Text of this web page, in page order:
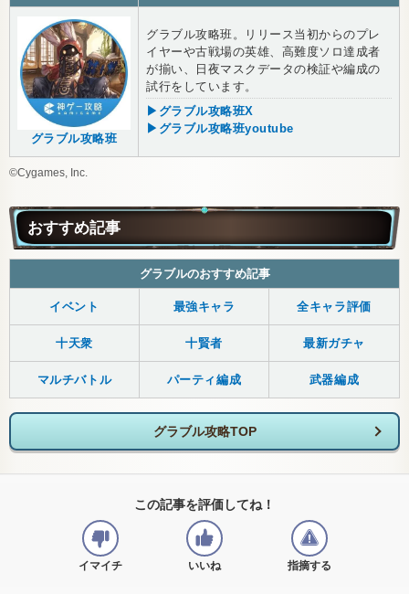
グラブル攻略班
グラブル攻略班。リリース当初からのプレ
イヤーや古戦場の英雄、高難度ソロ達成者
が揃い、日夜マスクデータの検証や編成の
試行をしています。
▶グラブル攻略班X
▶グラブル攻略班youtube
©Cygames, Inc.
おすすめ記事
グラブルのおすすめ記事
イベント 最強キャラ 全キャラ評価
十天衆 十賢者 最新ガチャ
マルチバトル パーティ編成 武器編成
グラブル攻略TOP
この記事を評価してね！
イマイチ いいね 指摘する